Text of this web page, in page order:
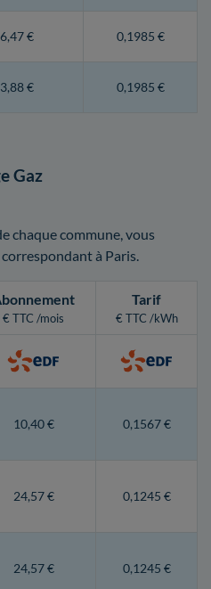
€ 0,1985 €
€ 0,1985 €
Gaz
chaque commune, vous
à Paris.
€ TTC /mois
Tarif
€ TTC /kWh
10,40 € 0,1567 €
24,57 € 0,1245 €
24,57 € 0,1245 €